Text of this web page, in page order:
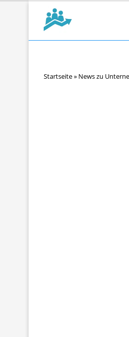
Startseite» News zu